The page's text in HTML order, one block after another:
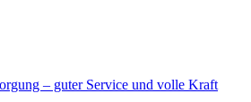
– guter Service und volle Kraft